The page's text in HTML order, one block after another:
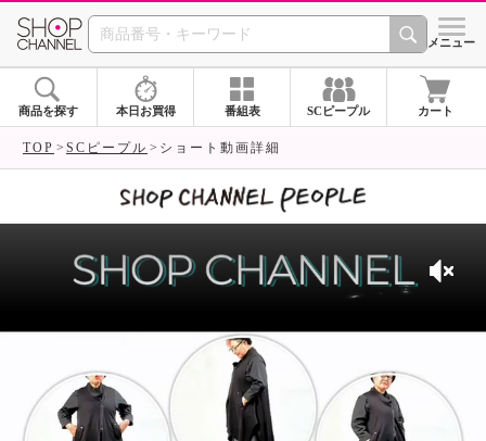
SHOP CHANNEL シメニュー
商品を探す 本日お買得 番組表 SCピープル カート
TOP SCピープル ショート動画詳細